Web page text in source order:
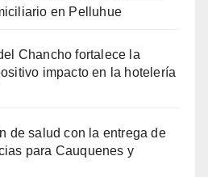
en Pelluhue
Chancho fortalece la
impacto en la hotelería
de salud con la entrega de
para Cauquenes y